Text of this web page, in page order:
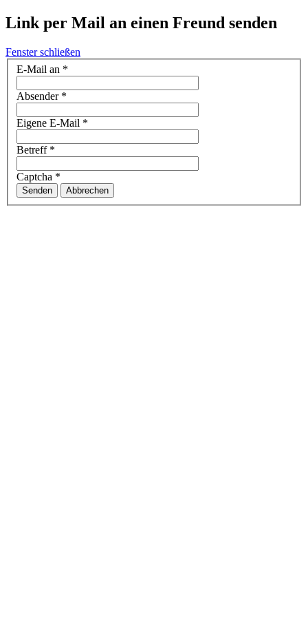
Link per Mail an einen Freund senden
Fenster schließen
E-Mail an *
Absender*
Eigene E-Mail *
Betreff*
Captcha *
Senden Abbrechen